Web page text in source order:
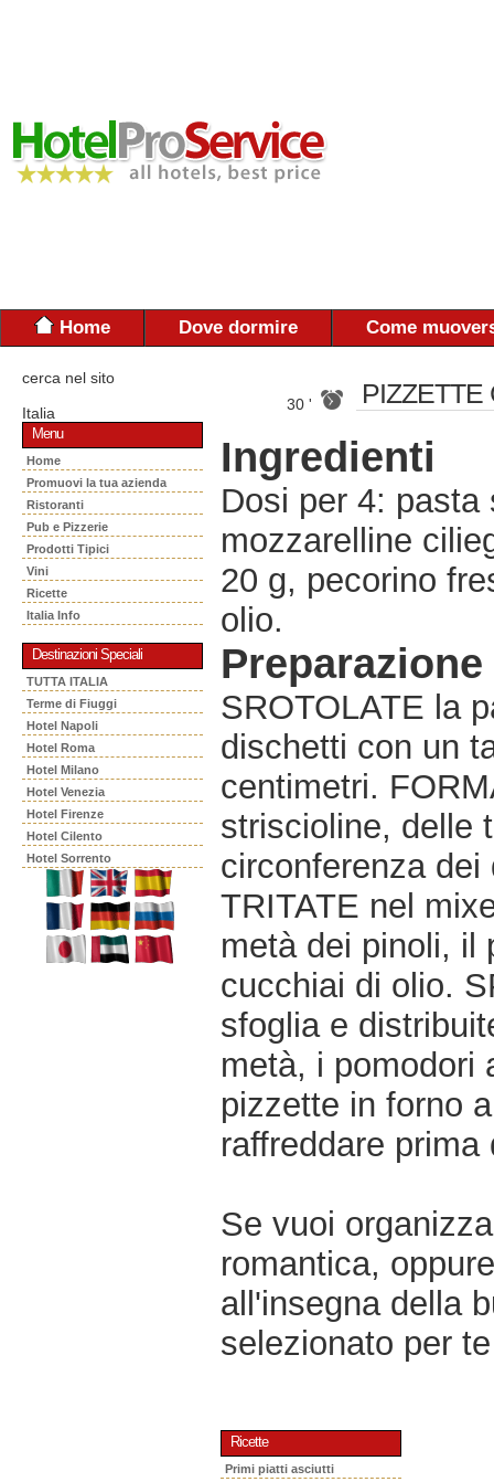
Home Dove dormire Come
cerca nel sito
Italia
Menu
Home
Promuovi la tua azienda
Ristoranti
Pub e Pizzerie
Prodotti Tipici
Vini
Ricette
Italia Info
Destinazioni Speciali
TUTTA ITALIA
Terme di Fiuggi
Hotel Napoli
Hotel Roma
Hotel Milano
Hotel Venezia
Hotel Firenze
Hotel Cilento
Hotel Sorrento
30 ' PIZZETTE
Ingredienti
Dosi per 4:
mozzarelline
20 g, pecorino
olio.
Preparazione
SROTOLATE la
dischetti con un
centimetri.
striscioline, delle
circonferenza
TRITATE nel
metà dei pinoli, il
cucchiai di olio.
sfoglia e
metà, i pomodori
pizzette in forno
raffreddare prima
Se vuoi
romantica,
all'insegna della
selezionato per
Ricette
Primi piatti asciutti